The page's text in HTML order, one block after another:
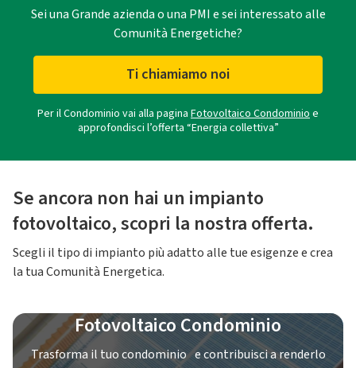
Sei una Grande azienda o una PMI e sei interessato alle
Comunità Energetiche?
Ti chiamiamo noi
Per il Condominio vai alla pagina Fotovoltaico Condominioe
approfondisci l’offerta “Energia collettiva”
Se ancora non hai un impianto
fotovoltaico, scopri la nostra offerta.
Scegli il tipo di impianto più adatto alle tue esigenze e crea
la tua Comunità Energetica.
Fotovoltaico Condominio
Trasforma il tuo condominio e contribuisci a renderlo